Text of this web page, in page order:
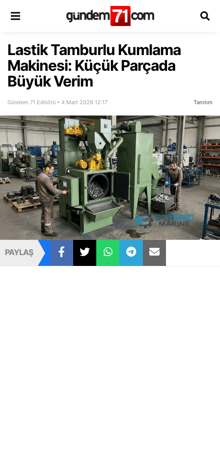
Lastik Tamburlu Kumlama
Makinesi: Küçük Parçada
Büyük Verim
Gündem 71 Editörü • 4 Mart 2026 12:17 Tanıtım
PAYLAŞ